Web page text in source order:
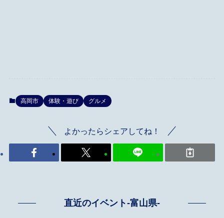
高岡市 体験・遊び グルメ
よかったらシェアしてね！
直近のイベント-富山県-